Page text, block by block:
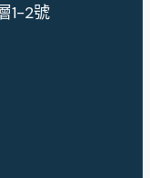
1-2號